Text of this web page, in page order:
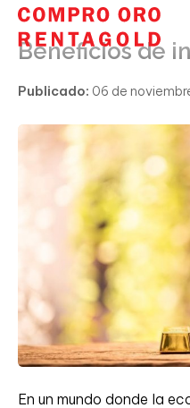
Beneficios de
Publicado: 06 de
En un mundo donde la